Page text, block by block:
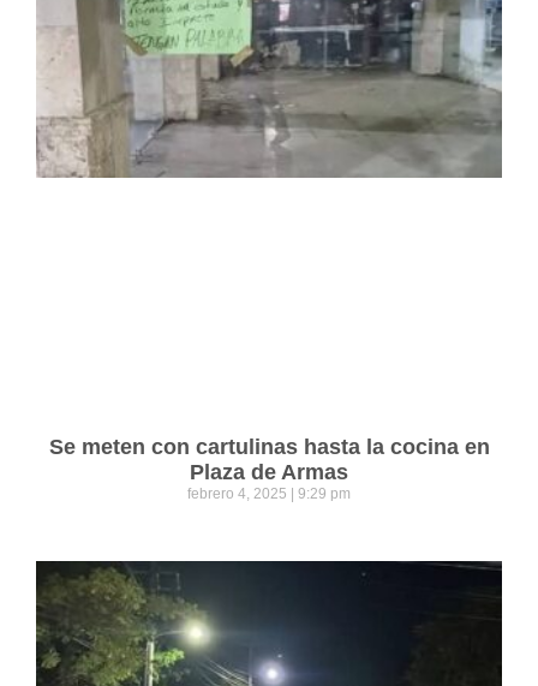
Se meten con cartulinas hasta la cocina en
Plaza de Armas
febrero 4, 2025 9:29 pm